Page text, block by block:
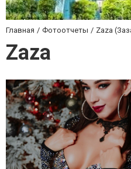
Главная Фотоотчеты Zaza
Zaza